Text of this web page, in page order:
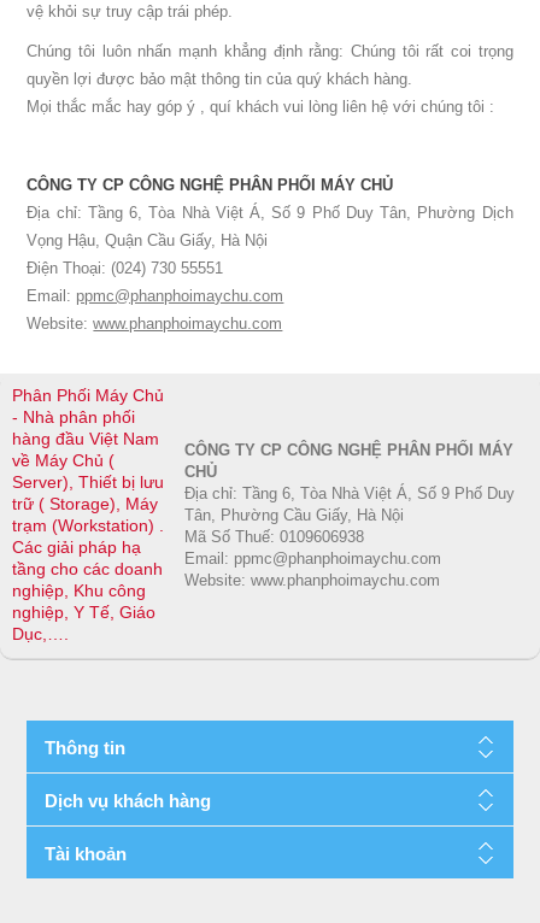
vệ khỏi sự truy cập trái phép.
Chúng tôi luôn nhấn mạnh khẳng định rằng: Chúng tôi rất coi trọng
quyền lợi được bảo mật thông tin của quý khách hàng.
Mọi thắc mắc hay góp ý , quí khách vui lòng liên hệ với chúng tôi :
CÔNG TY CP CÔNG NGHỆ PHÂN PHỐI MÁY CHỦ
Địa chỉ: Tầng 6, Tòa Nhà Việt Á, Số 9 Phố Duy Tân, Phường Dịch
Vọng Hậu, Quận Cầu Giấy, Hà Nội
Điện Thoại: (024) 730 55551
Email: ppmc@phanphoimaychu.com
Website:www.phanphoimaychu.com
Phân Phối Máy Chủ
- Nhà phân phối
hàng đầu Việt Nam
về Máy Chủ (
Server), Thiết bị lưu
trữ ( Storage), Máy
trạm (Workstation) .
Các giải pháp hạ
tầng cho các doanh
nghiệp, Khu công
nghiệp, Y Tế, Giáo
Dục,….
CÔNG TY CP CÔNG NGHỆ PHÂN PHỐI MÁY
CHỦ
Địa chỉ: Tầng 6, Tòa Nhà Việt Á, Số 9 Phố Duy
Tân, Phường Cầu Giấy, Hà Nội
Mã Số Thuế: 0109606938
Email: ppmc@phanphoimaychu.com
Website: www.phanphoimaychu.com
Thông tin
Dịch vụ khách hàng
Tài khoản